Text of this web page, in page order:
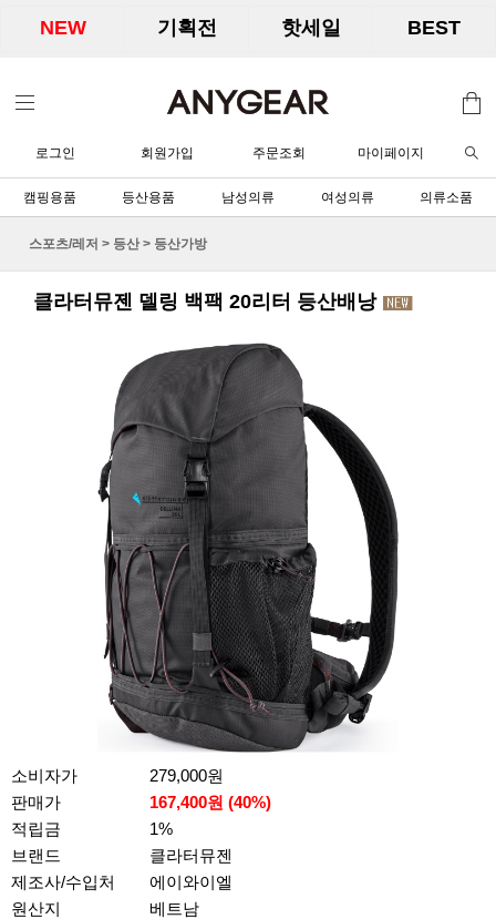
NEW 기획전 핫세일 BEST
로그인 회원가입 주문조회 마이페이지
캠핑용품 등산용품 남성의류 여성의류 의류소품
스포츠/레저 > 등산 > 등산가방
클라터뮤젠 델링 백팩 20리터 등산배낭
소비자가
279,000원
판매가
167,400원 (40%)
적립금
1%
브랜드
클라터뮤젠
제조사/수입처
에이와이엘
원산지
베트남